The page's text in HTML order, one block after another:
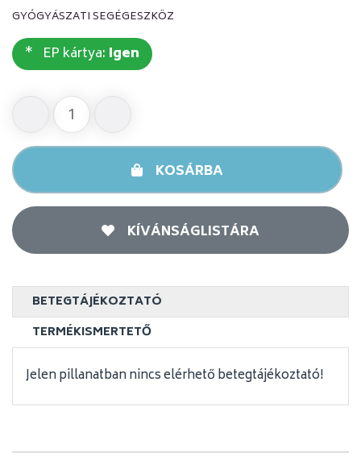
GYÓGYÁSZATI SEGÉGESZKÖZ
EP kártya: Igen
KOSÁRBA
KÍVÁNSÁGLISTÁRA
BETEGTÁJÉKOZTATÓ
TERMÉKISMERTETŐ
Jelen pillanatban nincs elérhető betegtájékoztató!